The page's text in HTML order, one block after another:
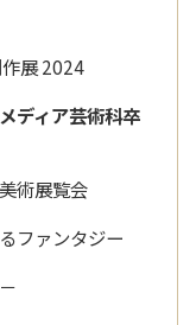
展 2024
ディア芸術科卒
術展覧会
ファンタジー